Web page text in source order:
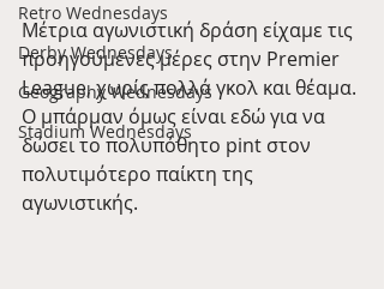
Retro Wednesdays
Derby Wednesdays
Geography Wednesdays
Stadium Wednesdays
Μέτρια αγωνιστική δράση είχαμε τις
προηγούμενες μέρες στην Premier
League, χωρίς πολλά γκολ και θέαμα.
Ο μπάρμαν όμως είναι εδώ για να
δώσει το πολυπόθητο pint στον
πολυτιμότερο παίκτη της
αγωνιστικής.